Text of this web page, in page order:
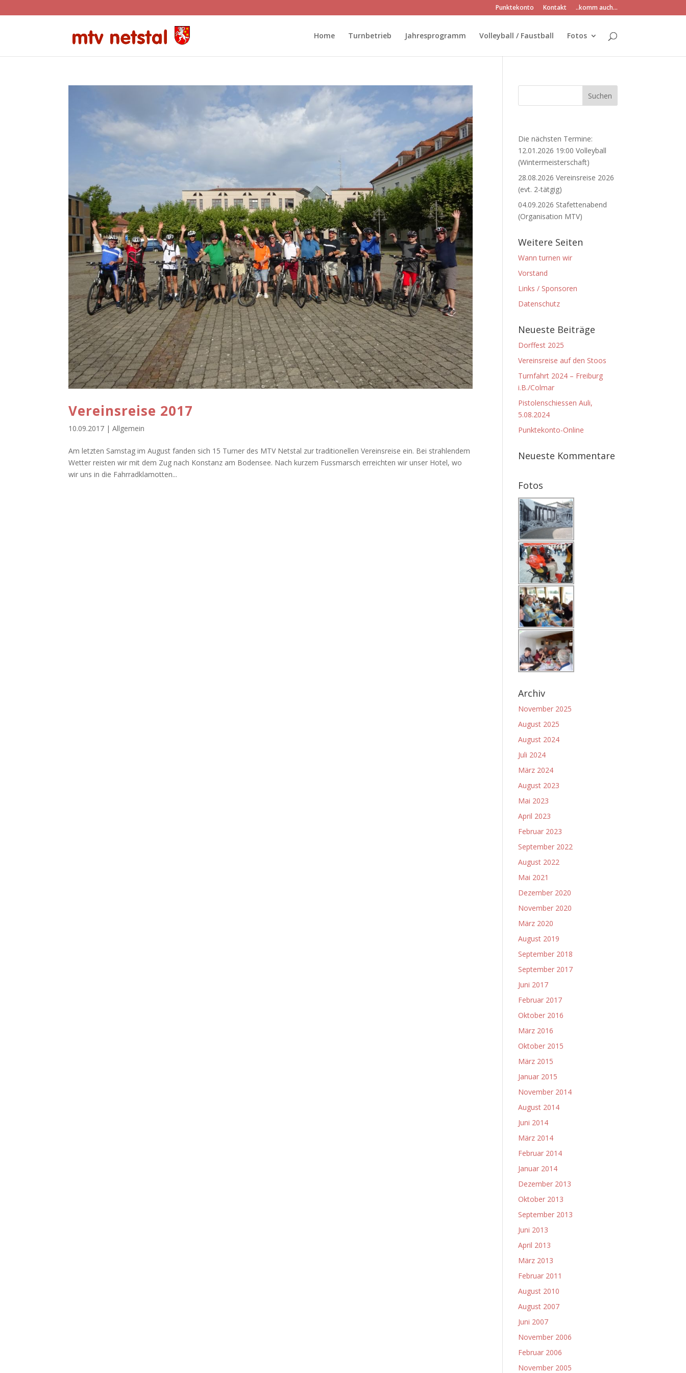
Punktekonto Kontakt ..komm auch…
Home Turnbetrieb Jahresprogramm Volleyball / Faustball Fotos
Vereinsreise 2017
10.09.2017 |Allgemein
Am letzten Samstag im August fanden sich 15 Turner des MTV Netstal zur traditionellen Vereinsreise ein. Bei strahlendem
Wetter reisten wir mit dem Zug nach Konstanz am Bodensee. Nach kurzem Fussmarsch erreichten wir unser Hotel, wo
wir uns in die Fahrradklamotten...
Die nächsten Termine:
12.01.2026 19:00 Volleyball
(Wintermeisterschaft)
28.08.2026 Vereinsreise 2026
(evt. 2-tätgig)
04.09.2026 Stafettenabend
(Organisation MTV)
Weitere Seiten
Wann turnen wir
Vorstand
Links / Sponsoren
Datenschutz
Neueste Beiträge
Dorffest 2025
Vereinsreise auf den Stoos
Turnfahrt 2024 – Freiburg
i.B./Colmar
Pistolenschiessen Auli,
5.08.2024
Punktekonto-Online
Neueste Kommentare
Fotos
Archiv
November 2025
August 2025
August 2024
Juli 2024
März 2024
August 2023
Mai 2023
April 2023
Februar 2023
September 2022
August 2022
Mai 2021
Dezember 2020
November 2020
März 2020
August 2019
September 2018
September 2017
Juni 2017
Februar 2017
Oktober 2016
März 2016
Oktober 2015
März 2015
Januar 2015
November 2014
August 2014
Juni 2014
März 2014
Februar 2014
Januar 2014
Dezember 2013
Oktober 2013
September 2013
Juni 2013
April 2013
März 2013
Februar 2011
August 2010
August 2007
Juni 2007
November 2006
Februar 2006
November 2005